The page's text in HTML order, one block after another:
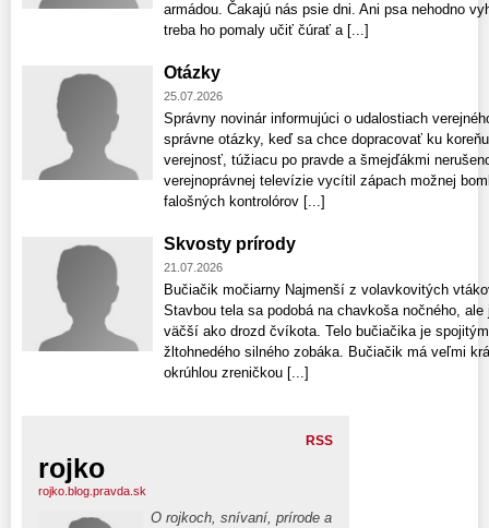
armádou. Čakajú nás psie dni. Ani psa nehodno
treba ho pomaly učiť čúrať a [...]
Otázky
25.07.2026
Správny novinár informujúci o udalostiach
správne otázky, keď sa chce dopracovať ku
verejnosť, túžiacu po pravde a šmejďákmi
verejnoprávnej televízie vycítil zápach možnej
falošných kontrolórov [...]
Skvosty prírody
21.07.2026
Bučiačik močiarny Najmenší z volavkovitých
Stavbou tela sa podobá na chavkoša nočného,
väčší ako drozd čvíkota. Telo bučiačika je
žltohnedého silného zobáka. Bučiačik má veľmi
okrúhlou zreničkou [...]
RSS
rojko
rojko.blog.pravda.sk
O rojkoch, snívaní, prírode a